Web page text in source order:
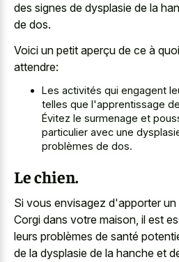
des signes de dysplasie de la
de dos.
Voici un petit aperçu de ce à
attendre:
Les activités qui engagent
telles que l'apprentissage
Évitez le surmenage et
particulier avec une
problèmes de dos.
Le chien.
Si vous envisagez d'apporter un
Corgi dans votre maison, il est
leurs problèmes de santé
de la dysplasie de la hanche et